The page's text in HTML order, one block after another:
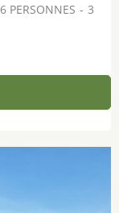
6 PERSONNES
3